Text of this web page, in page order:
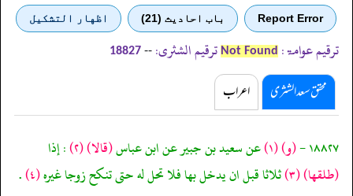
Report Error باب احادیث (21) اظهار التشكيل
ترقیم عوامۃ: Not Found ترقیم الشثری: --
18827
محقق سعد الشثری اعراب
١٨٨٢٧ - (و)(١) عن سعيد بن جبير عن ابن عباس(قالا)(٢) : إذا
(طلقها)(٣) ثلاثا قبل ان يدخل بها فلا تحل له حتى تنكح زوجا غيره(٤) .